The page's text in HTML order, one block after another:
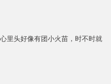
里头好像有团小火苗，时不时就